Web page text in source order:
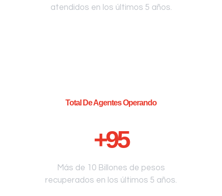
atendidos en los últimos 5 años.
Total De Agentes Operando
+95
Más de 10 Billones de pesos
recuperados en los últimos 5 años.